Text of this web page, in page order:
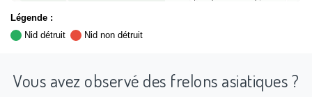
Légende :
Nid détruit
Nid non détruit
Vous avez observé des frelons asiatiques ?